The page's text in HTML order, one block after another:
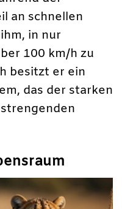
an schnellen
in nur
100 km/h zu
besitzt er ein
das der starken